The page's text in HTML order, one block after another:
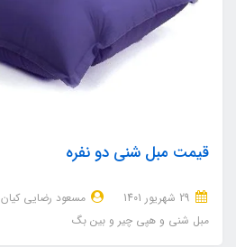
قیمت مبل شنی دو نفره
مسعود رضایی کیان
مبل شنی و هپی چیر و بین بگ